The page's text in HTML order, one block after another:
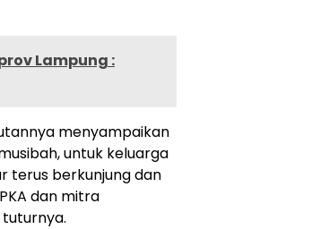
Lampung :
menyampaikan
untuk keluarga
terus berkunjung dan
dan mitra